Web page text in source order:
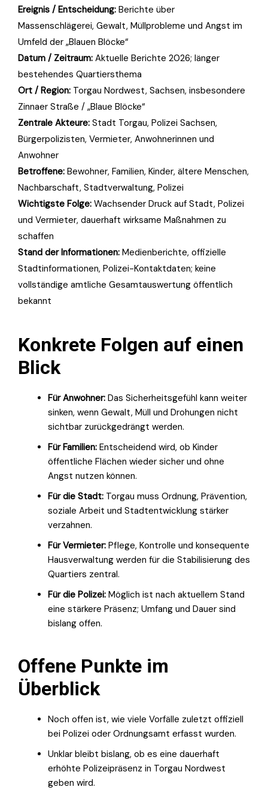
Ereignis / Entscheidung: Berichte über
Massenschlägerei, Gewalt, Müllprobleme und Angst im
Umfeld der „Blauen Blöcke“
Datum / Zeitraum: Aktuelle Berichte 2026; länger
bestehendes Quartiersthema
Ort / Region: Torgau Nordwest, Sachsen, insbesondere
Zinnaer Straße / „Blaue Blöcke“
Zentrale Akteure: Stadt Torgau, Polizei Sachsen,
Bürgerpolizisten, Vermieter, Anwohnerinnen und
Anwohner
Betroffene: Bewohner, Familien, Kinder, ältere Menschen,
Nachbarschaft, Stadtverwaltung, Polizei
Wichtigste Folge: Wachsender Druck auf Stadt, Polizei
und Vermieter, dauerhaft wirksame Maßnahmen zu
schaffen
Stand der Informationen: Medienberichte, offizielle
Stadtinformationen, Polizei-Kontaktdaten; keine
vollständige amtliche Gesamtauswertung öffentlich
bekannt
Konkrete Folgen auf einen
Blick
Für Anwohner: Das Sicherheitsgefühl kann weiter
sinken, wenn Gewalt, Müll und Drohungen nicht
sichtbar zurückgedrängt werden.
Für Familien: Entscheidend wird, ob Kinder
öffentliche Flächen wieder sicher und ohne
Angst nutzen können.
Für die Stadt: Torgau muss Ordnung, Prävention,
soziale Arbeit und Stadtentwicklung stärker
verzahnen.
Für Vermieter: Pflege, Kontrolle und konsequente
Hausverwaltung werden für die Stabilisierung des
Quartiers zentral.
Für die Polizei: Möglich ist nach aktuellem Stand
eine stärkere Präsenz; Umfang und Dauer sind
bislang offen.
Offene Punkte im
Überblick
Noch offen ist, wie viele Vorfälle zuletzt offiziell
bei Polizei oder Ordnungsamt erfasst wurden.
Unklar bleibt bislang, ob es eine dauerhaft
erhöhte Polizeipräsenz in Torgau Nordwest
geben wird.